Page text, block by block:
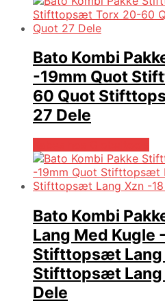
Bato Kombi
-19mm Quot
60 Quot
27 Dele
Bato Kombi
Lang Med Kugle
Stifttopsæt Lang
Stifttopsæt Lang
Dele